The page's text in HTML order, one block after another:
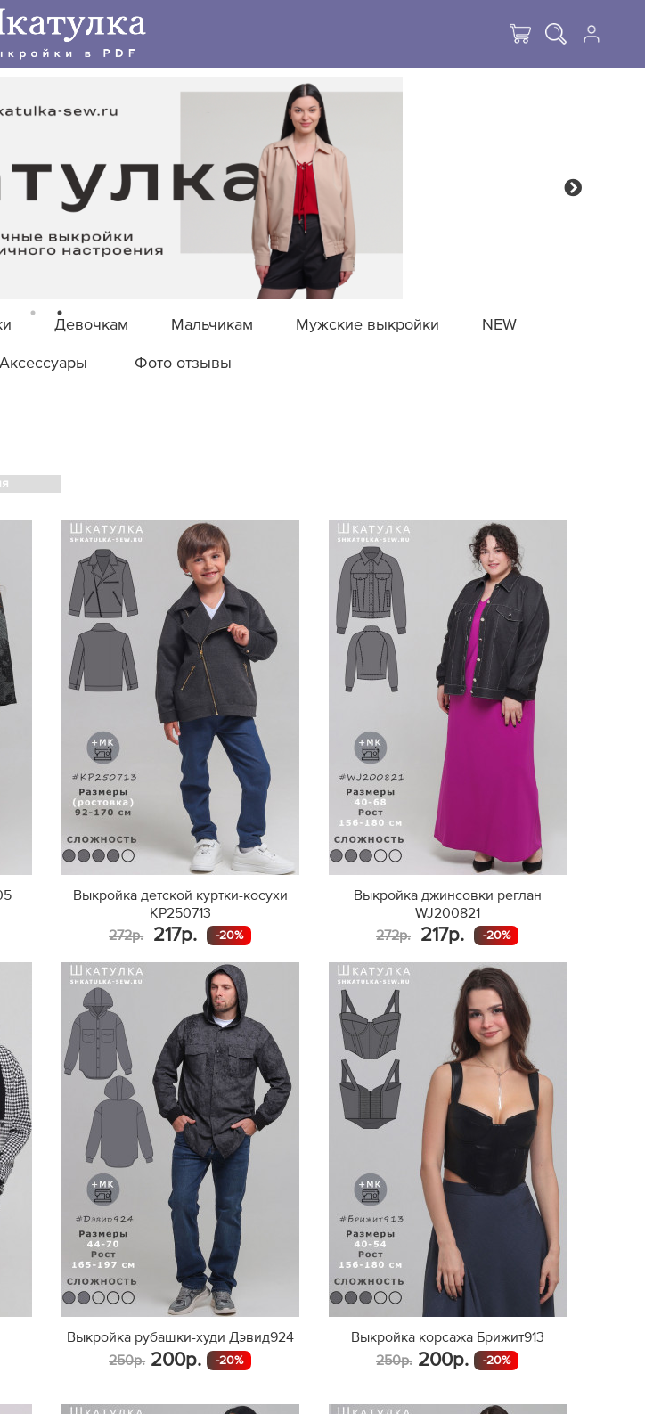
Девочкам Мальчикам Мужские выкройки NEW
Аксессуары Фото-отзывы
Выкройка детской куртки-косухи
KP250713
272р.
217р. -20%
Выкройка джинсовки реглан
WJ200821
272р.
217р. -20%
Выкройка рубашки-худи Дэвид924
250р. 200р. -20%
Выкройка корсажа Брижит913
250р. 200р. -20%